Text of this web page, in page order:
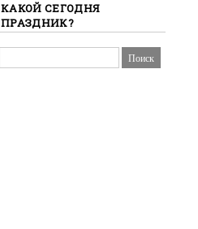
КАКОЙ СЕГОДНЯ
ПРАЗДНИК?